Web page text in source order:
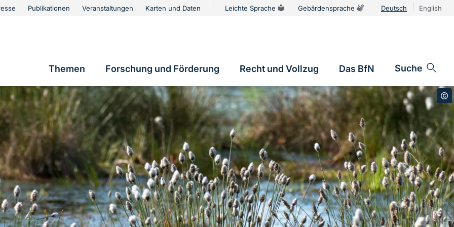
Publikationen Veranstaltungen Karten und Daten Leichte Sprache Gebärdensprache Deutsch English
Hauptnavigation
Themen Forschung und Förderung Recht und Vollzug Das BfN Suche